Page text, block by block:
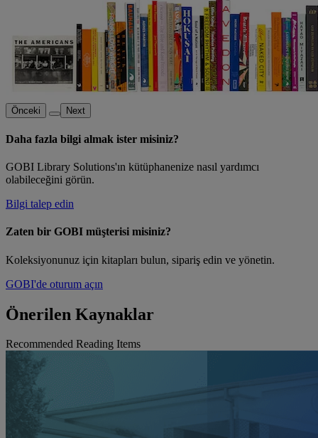
Önceki Next
Daha fazla bilgi almak ister misiniz?
GOBI Library Solutions'ın kütüphanenize nasıl yardımcı
olabileceğini görün.
Bilgi talep edin
Zaten bir GOBI müşterisi misiniz?
Koleksiyonunuz için kitapları bulun, sipariş edin ve yönetin.
GOBI'de oturum açın
Önerilen Kaynaklar
Recommended Reading Items